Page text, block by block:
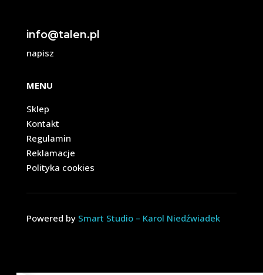
info@talen.pl
napisz
MENU
Sklep
Kontakt
Regulamin
Reklamacje
Polityka cookies
Powered by Smart Studio – Karol Niedźwiadek